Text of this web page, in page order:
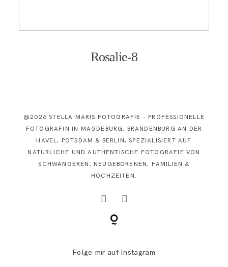
Rosalie-8
@2026 STELLA MARIS FOTOGRAFIE - PROFESSIONELLE
FOTOGRAFIN IN MAGDEBURG, BRANDENBURG AN DER
HAVEL, POTSDAM & BERLIN, SPEZIALISIERT AUF
NATÜRLICHE UND AUTHENTISCHE FOTOGRAFIE VON
SCHWANGEREN, NEUGEBORENEN, FAMILIEN &
HOCHZEITEN.
Folge mir auf Instagram